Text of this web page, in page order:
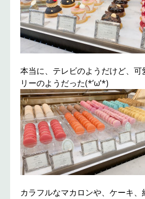
本当に、テレビのようだけど、可
リーのようだった(*’ω’*)
カラフルなマカロンや、ケーキ